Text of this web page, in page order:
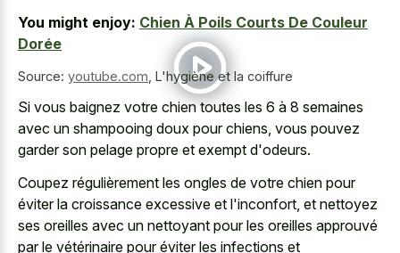
You might enjoy: Chien À Poils Courts De Couleur
Dorée
Source: youtube.com L'hygiène et la coiffure
Si vous baignez votre chien toutes les 6 à 8 semaines
avec un shampooing doux pour chiens, vous pouvez
garder son pelage propre et exempt d'odeurs.
Coupez régulièrement les ongles de votre chien pour
éviter la croissance excessive et l'inconfort, et nettoyez
ses oreilles avec un nettoyant pour les oreilles approuvé
par le vétérinaire pour éviter les infections et